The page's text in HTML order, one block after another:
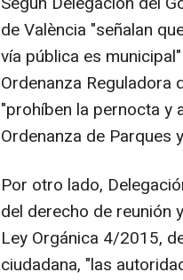
de València "señalan
vía pública es
Ordenanza Reguladora
"prohíben la pernocta y
Ordenanza de Parques
Por otro lado,
del derecho de reunión
Ley Orgánica 4/2015,
ciudadana, "las